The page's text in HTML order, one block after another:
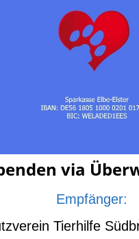
via
Empfänger:
Tierhilfe